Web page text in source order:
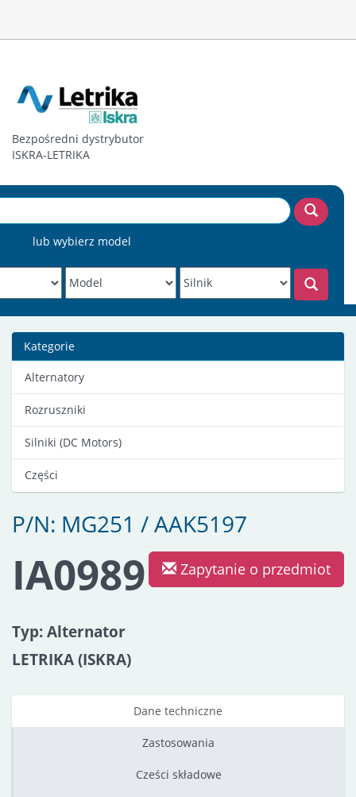
Bezpośredni dystrybutor
ISKRA-LETRIKA
lub wybierz model
Kategorie
Alternatory
Rozruszniki
Silniki (DC Motors)
Części
P/N: MG251 / AAK5197
Zapytanie o przedmiot
IA0989
Typ: Alternator
LETRIKA (ISKRA)
Dane techniczne
Zastosowania
Cześci składowe